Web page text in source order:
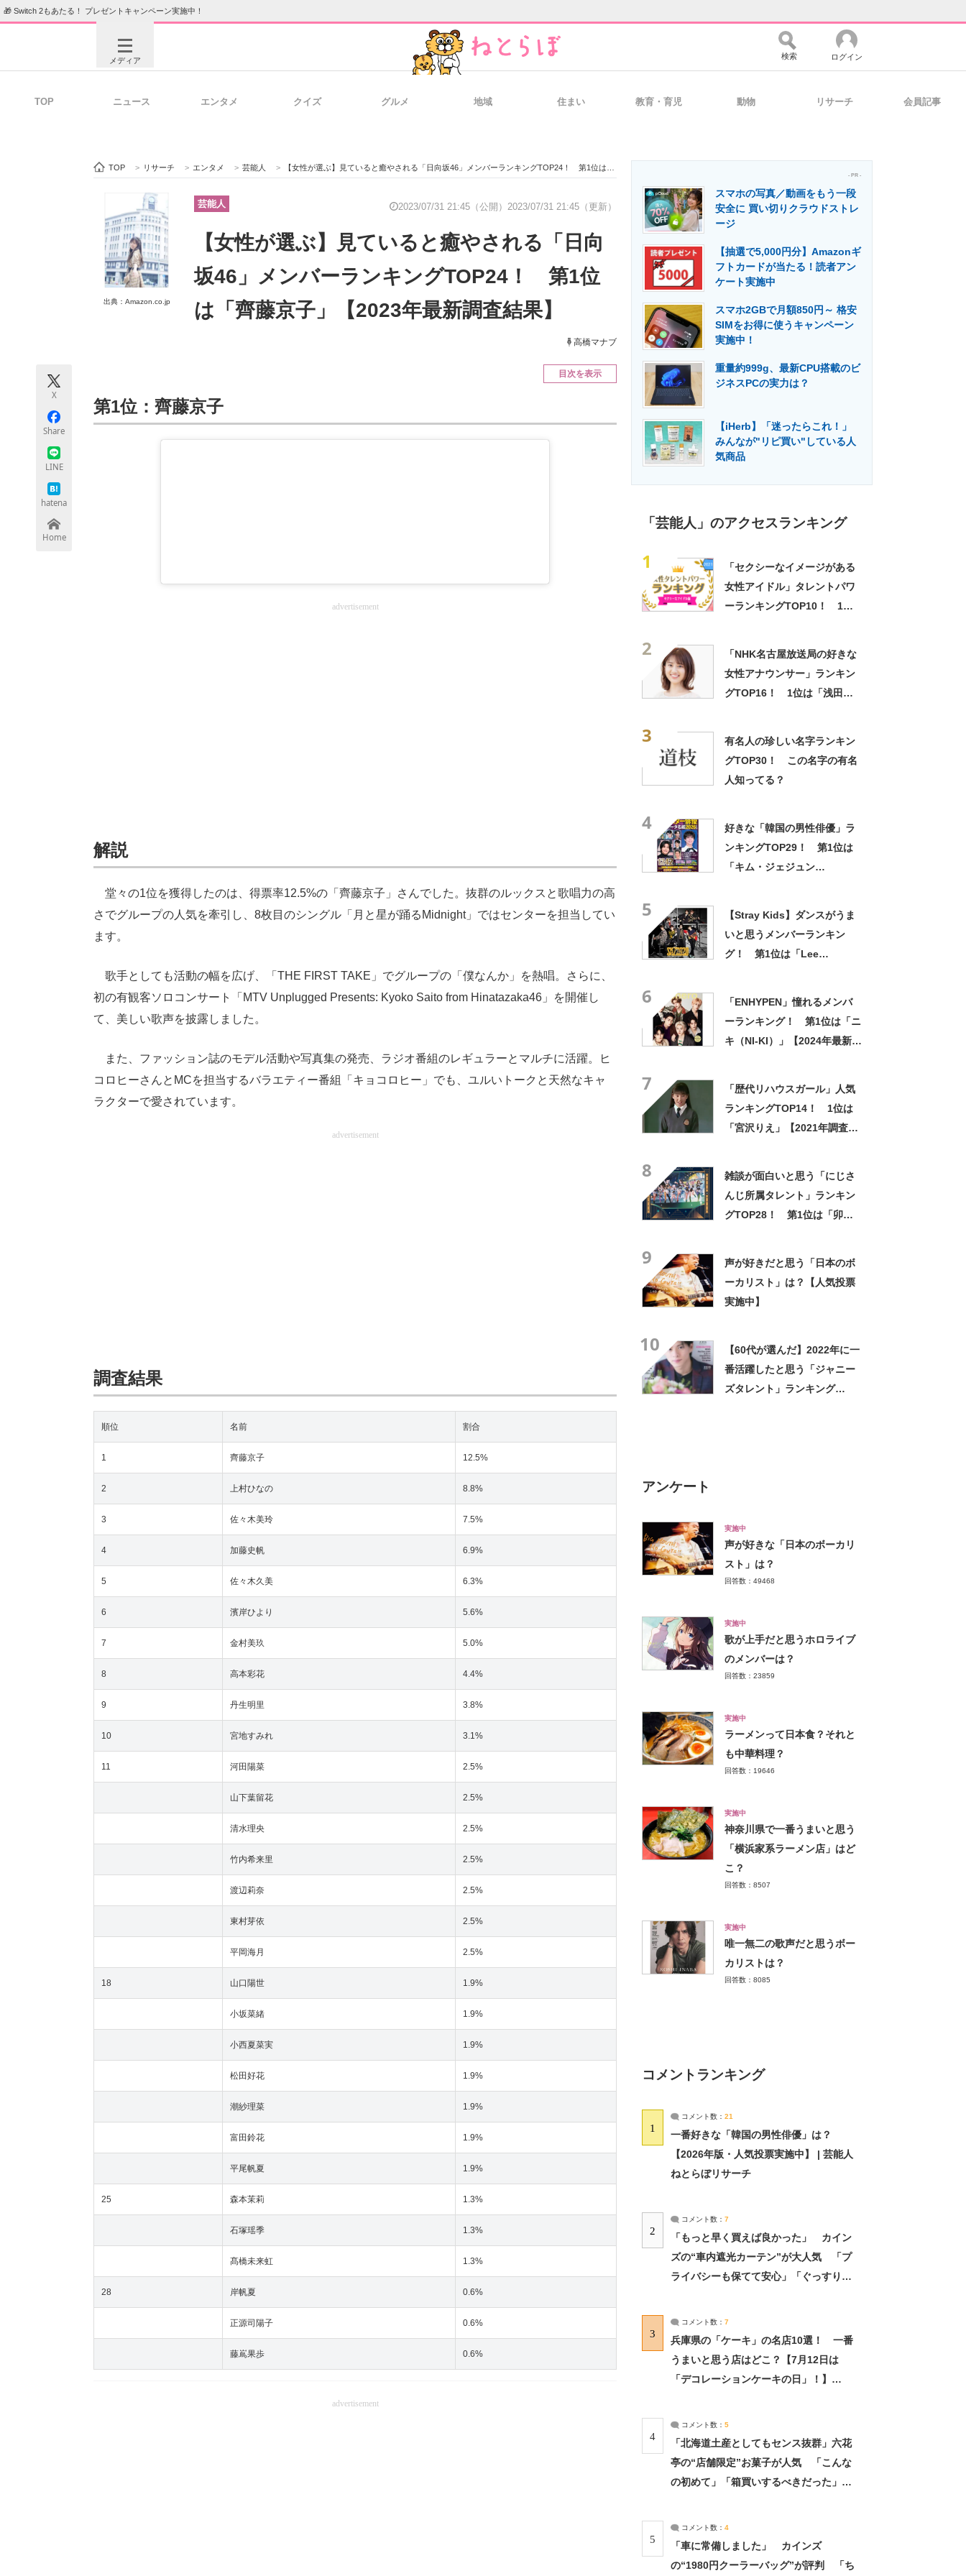
🎁 Switch 2もあたる！ プレゼントキャンペーン実施中！
メディア
ビジネスと働き方のヒント 経営リーダーのコミュニティ マーケ×ITの今がよく分かる
ITエンジニア向け専門サイト 製造業のIT導入・活用を支援
エネルギーの専門メディア 建設×テクノロジーの最前線
ちょっと気になるネットの話題
検索 ログイン
TOP ニュース エンタメ クイズ グルメ 地域 住まい 教育・育児 動物 リサーチ 会員記事
TOP > リサーチ > エンタメ > 芸能人 > 【女性が選ぶ】見ていると癒やされる「日向坂46」メンバーランキングTOP24！ 第1位は「齊藤京子」【2023年最新調査結果】
出典：Amazon.co.jp
芸能人 2023/07/31 21:45（公開） 2023/07/31 21:45（更新）
【女性が選ぶ】見ていると癒やされる「日向
坂46」メンバーランキングTOP24！ 第1位
は「齊藤京子」【2023年最新調査結果】
高橋マナブ
X
Share
LINE
hatena
Home
目次を表示
第1位：齊藤京子
advertisement
解説
堂々の1位を獲得したのは、得票率12.5%の「齊藤京子」さんでした。抜群のルックスと歌唱力の高
さでグループの人気を牽引し、8枚目のシングル「月と星が踊るMidnight」ではセンターを担当してい
ます。
歌手としても活動の幅を広げ、「THE FIRST TAKE」でグループの「僕なんか」を熱唱。さらに、
初の有観客ソロコンサート「MTV Unplugged Presents: Kyoko Saito from Hinatazaka46」を開催し
て、美しい歌声を披露しました。
また、ファッション誌のモデル活動や写真集の発売、ラジオ番組のレギュラーとマルチに活躍。ヒ
コロヒーさんとMCを担当するバラエティー番組「キョコロヒー」でも、ユルいトークと天然なキャ
ラクターで愛されています。
advertisement
調査結果
順位 名前 割合
1 齊藤京子 12.5%
2 上村ひなの 8.8%
3 佐々木美玲 7.5%
4 加藤史帆 6.9%
5 佐々木久美 6.3%
6 濱岸ひより 5.6%
7 金村美玖 5.0%
8 高本彩花 4.4%
9 丹生明里 3.8%
10 宮地すみれ 3.1%
11 河田陽菜 2.5%
山下葉留花 2.5%
清水理央 2.5%
竹内希来里 2.5%
渡辺莉奈 2.5%
東村芽依 2.5%
平岡海月 2.5%
18 山口陽世 1.9%
小坂菜緒 1.9%
小西夏菜実 1.9%
松田好花 1.9%
潮紗理菜 1.9%
富田鈴花 1.9%
平尾帆夏 1.9%
25 森本茉莉 1.3%
石塚瑶季 1.3%
髙橋未来虹 1.3%
28 岸帆夏 0.6%
正源司陽子 0.6%
藤嶌果歩 0.6%
advertisement
- PR -
スマホの写真／動画をもう一段
安全に 買い切りクラウドストレ
ージ
【抽選で5,000円分】Amazonギ
フトカードが当たる！読者アン
ケート実施中
スマホ2GBで月額850円～ 格安
SIMをお得に使うキャンペーン
実施中！
重量約999g、最新CPU搭載のビ
ジネスPCの実力は？
【iHerb】「迷ったらこれ！」
みんなが"リピ買い"している人
気商品
「芸能人」のアクセスランキング
1
「セクシーなイメージがある
女性アイドル」タレントパワ
ーランキングTOP10！ 1位
2
「NHK名古屋放送局の好きな
女性アナウンサー」ランキン
グTOP16！ 1位は「浅田春
3
有名人の珍しい名字ランキン
グTOP30！ この名字の有名
人知ってる？
4
好きな「韓国の男性俳優」ラ
ンキングTOP29！ 第1位は
「キム・ジェジュン
5
【Stray Kids】ダンスがうま
いと思うメンバーランキン
グ！ 第1位は「Lee
6
「ENHYPEN」憧れるメンバ
ーランキング！ 第1位は「ニ
キ（NI-KI）」【2024年最新投
7
「歴代リハウスガール」人気
ランキングTOP14！ 1位は
「宮沢りえ」【2021年調査結
8
雑談が面白いと思う「にじさ
んじ所属タレント」ランキン
グTOP28！ 第1位は「卯月
9
声が好きだと思う「日本のボ
ーカリスト」は？【人気投票
実施中】
10
【60代が選んだ】2022年に一
番活躍したと思う「ジャニー
ズタレント」ランキング
アンケート
実施中
声が好きな「日本のボーカリ
スト」は？
回答数：49468
実施中
歌が上手だと思うホロライブ
のメンバーは？
回答数：23859
実施中
ラーメンって日本食？それと
も中華料理？
回答数：19646
実施中
神奈川県で一番うまいと思う
「横浜家系ラーメン店」はど
こ？
回答数：8507
実施中
唯一無二の歌声だと思うボー
カリストは？
回答数：8085
コメントランキング
1
コメント数： 21
一番好きな「韓国の男性俳優」は？
【2026年版・人気投票実施中】 | 芸能人
ねとらぼリサーチ
2
コメント数： 7
「もっと早く買えば良かった」 カイン
ズの“車内遮光カーテン”が大人気 「プ
ライバシーも保てて安心」「ぐっすり眠
3
コメント数： 7
兵庫県の「ケーキ」の名店10選！ 一番
うまいと思う店はどこ？【7月12日は
「デコレーションケーキの日」！】
4
コメント数： 5
「北海道土産としてもセンス抜群」六花
亭の“店舗限定”お菓子が人気 「こんな
の初めて」「箱買いするべきだった」
5
コメント数： 4
「車に常備しました」 カインズ
の“1980円クーラーバッグ”が評判 「ち